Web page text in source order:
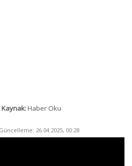
Kaynak:Haber Oku
26.04.2025, 00:28